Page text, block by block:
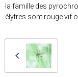
la famille des
élytres sont rouge vif